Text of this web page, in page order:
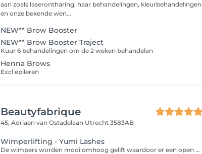
aan zoals laserontharing, haar behandelingen, kleurbehandelingen
en onze bekende wen...
NEW** Brow Booster
NEW** Brow Booster Traject
Kuur 6 behandelingen om de 2 weken behandelen
Henna Brows
Excl epileren
Beautyfabrique
45, Adriaen van Ostadelaan Utrecht 3583AB
Wimperlifting - Yumi Lashes
De wimpers worden mooi omhoog gelift waardoor er een open blik ontstaat, waardoor de wimpers langer en voller lijken. Altijd al met een mooie open blik wakker worden, zonder mascara te gebruiken.